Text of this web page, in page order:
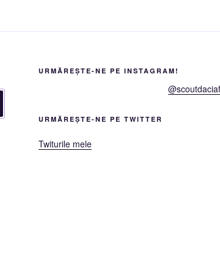
URMĂREȘTE-NE PE INSTAGRAM!
URMĂREȘTE-NE PE TWITTER
Twiturile mele